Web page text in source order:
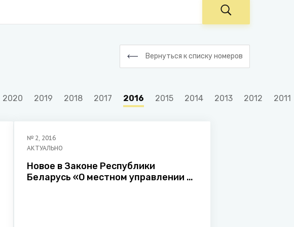
Вернуться к списку номеров
2020 2019 2018 2017 2016 2015 2014 2013 2012 2011
№ 2, 2016
АКТУАЛЬНО
Новое в Законе Республики
Беларусь «О местном управлении и